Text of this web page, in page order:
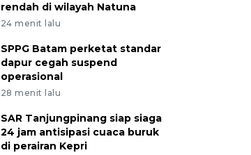
rendah di wilayah Natuna
24 menit lalu
SPPG Batam perketat standar
dapur cegah suspend
operasional
28 menit lalu
SAR Tanjungpinang siap siaga
24 jam antisipasi cuaca buruk
di perairan Kepri